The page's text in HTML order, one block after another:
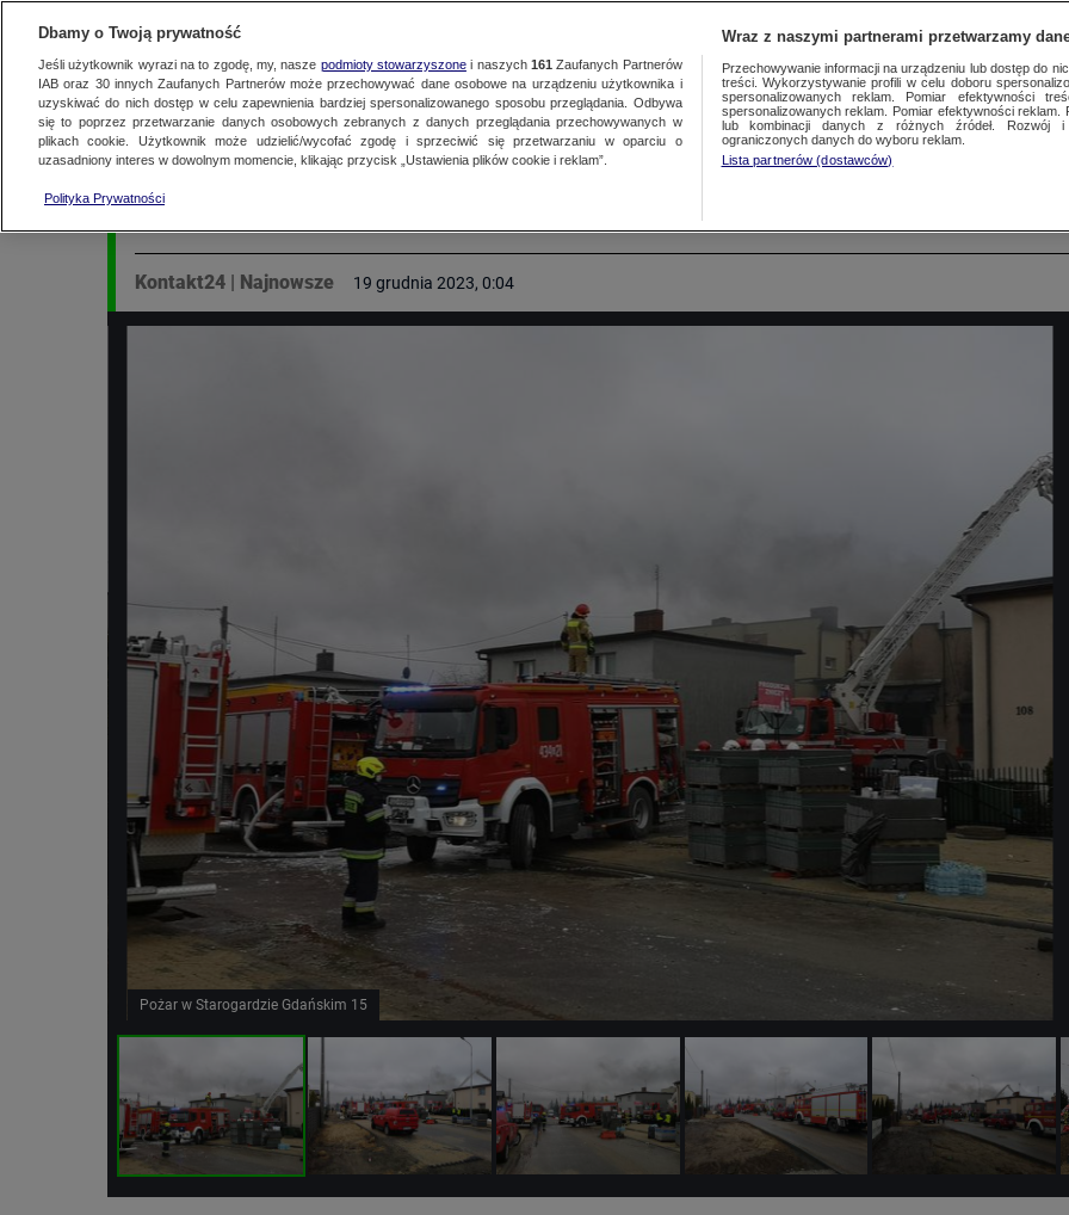
KONTAKT24 GORĄCE TEMATY
MATERIAŁ UŻYTKOWNIKA
Pożar w Starogardzie Gdańskim 15.04.2021 r.
produkcji zniczy. W akcji 19 zastępów straży
Kontakt24 | Najnowsze 19 grudnia 2023, 0:04
Pożar w Starogardzie Gdańskim 15
Dbamy o Twoją prywatność
Jeśli użytkownik wyrazi na to zgodę, my, nasze podmioty stowarzyszonei naszych 161 Zaufanych Partnerów
IAB oraz 30innych Zaufanych Partnerów może przechowywać dane osobowe na urządzeniu użytkownika i
uzyskiwać do nich dostęp w celu zapewnienia bardziej spersonalizowanego sposobu przeglądania. Odbywa
się to poprzez przetwarzanie danych osobowych zebranych z danych przeglądania przechowywanych w
plikach cookie. Użytkownik może udzielić/wycofać zgodę i sprzeciwić się przetwarzaniu w oparciu o
uzasadniony interes w dowolnym momencie, klikając przycisk „Ustawienia plików cookie i reklam”.
Polityka Prywatności
Wraz z naszymi partnerami przetwarzamy
Przechowywanie informacji na urządzeniu lub dostęp do
treści. Wykorzystywanie profili w celu doboru
spersonalizowanych reklam. Pomiar efektywności
spersonalizowanych reklam. Pomiar efektywności
lub kombinacji danych z różnych źródeł. Rozwój i
ograniczonych danych do wyboru reklam.
Lista partnerów (dostawców)